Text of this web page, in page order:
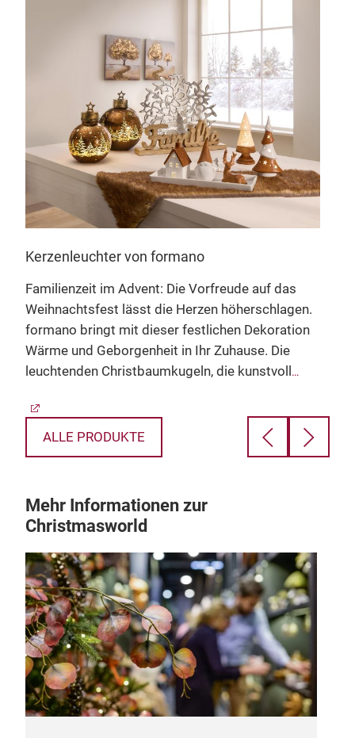
Kerzenleuchter von formano
Familienzeit im Advent: Die Vorfreude auf das
Weihnachtsfest lässt die Herzen höherschlagen.
formano bringt mit dieser festlichen Dekoration
Wärme und Geborgenheit in Ihr Zuhause. Die
leuchtenden Christbaumkugeln, die kunstvoll
erzählen Geschichten von Besinnlichkeit und
Harmonie. Tauchen Sie ein in diese zauberhafte
Winterwelt und machen Sie Ihre Räume zu einem
Keramikbäume mit Sternen
Keramik-Deko auf Tablett
ALLE PRODUKTE
Mehr Informationen zur
Christmasworld